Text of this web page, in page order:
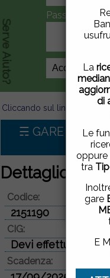
vuoi
link
La
di
Le
oppure
tra
gare
E
Password
Serve Aiuto?
Cliccando sul link sotto
☴ GARE
Dettaglio
Codice:
2151190
CIG:
Devi effettuare il
Scadenza: